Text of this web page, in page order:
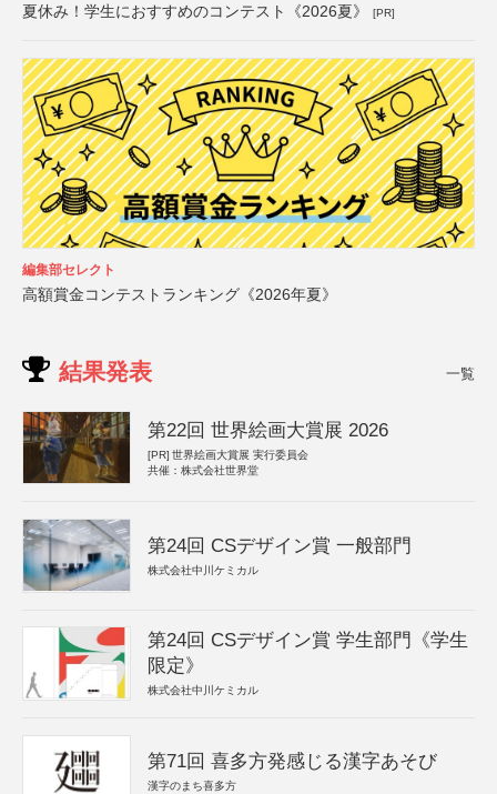
夏休み！学生におすすめのコンテスト《2026夏》 [PR]
編集部セレクト
高額賞金コンテストランキング《2026年夏》
結果発表 一覧
第22回 世界絵画大賞展 2026
[PR] 世界絵画大賞展 実行委員会
共催：株式会社世界堂
第24回 CSデザイン賞 一般部門
株式会社中川ケミカル
第24回 CSデザイン賞 学生部門《学生
限定》
株式会社中川ケミカル
第71回 喜多方発感じる漢字あそび
漢字のまち喜多方